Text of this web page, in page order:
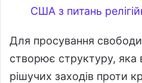
США з питань
Для просування свободи
створює структуру, яка
рішучих заходів проти